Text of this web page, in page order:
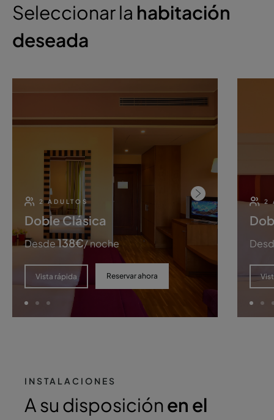
Seleccionar la habitación
deseada
2 ADULTOS
Doble Clásica
Desde138€/ noche
Vista rápida Reservar ahora
2
INSTALACIONES
A su disposiciónen el